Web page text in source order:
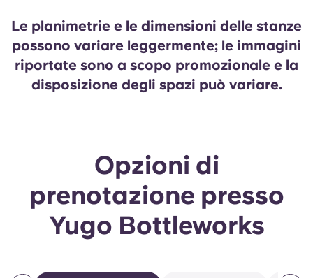
Le planimetrie e le dimensioni delle stanze
possono variare leggermente; le immagini
riportate sono a scopo promozionale e la
disposizione degli spazi può variare.
Opzioni di
prenotazione presso
Yugo Bottleworks